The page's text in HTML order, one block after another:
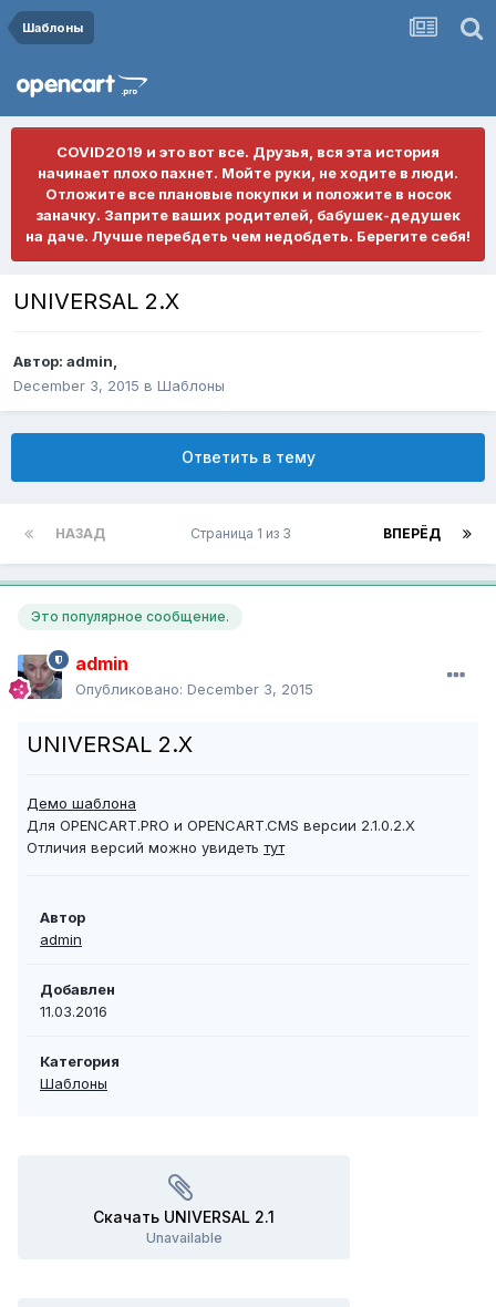
Шаблоны
COVID2019 и это вот все. Друзья, вся эта история
начинает плохо пахнет. Мойте руки, не ходите в люди.
Отложите все плановые покупки и положите в носок
заначку. Заприте ваших родителей, бабушек-дедушек
на даче. Лучше перебдеть чем недобдеть. Берегите себя!
UNIVERSAL 2.X
Автор: admin,
December 3, 2015 в Шаблоны
Ответить в тему
НАЗАД ВПЕРЁД
Страница 1 из 3
Это популярное сообщение.
admin
Опубликовано: December 3, 2015
UNIVERSAL 2.X
Демо шаблона
Для OPENCART.PRO и OPENCART.CMS версии 2.1.0.2.X
Отличия версий можно увидеть тут
Автор
admin
Добавлен
11.03.2016
Категория
Шаблоны
Скачать UNIVERSAL 2.1
Unavailable